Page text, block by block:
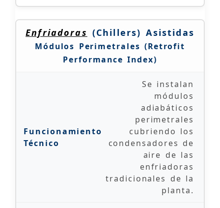
Enfriadoras (Chillers) Asistidas
Módulos Perimetrales (Retrofit
Performance Index)
Se instalan
módulos
adiabáticos
perimetrales
cubriendo los
condensadores de
aire de las
enfriadoras
tradicionales de la
planta.